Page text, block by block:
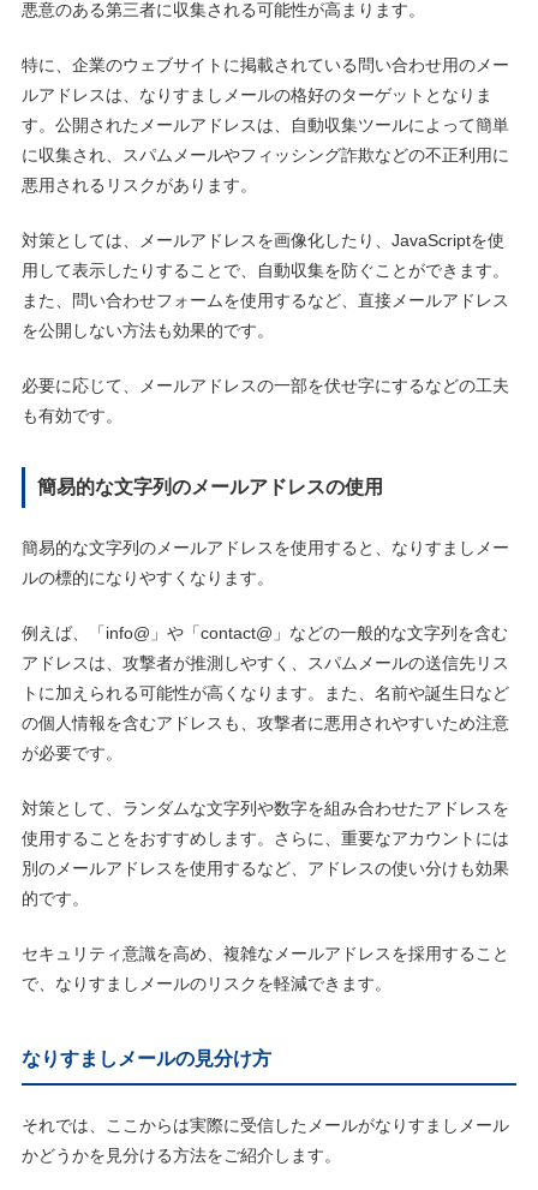
悪意のある第三者に収集される可能性が高まります。
特に、企業のウェブサイトに掲載されている問い合わせ用のメー
ルアドレスは、なりすましメールの格好のターゲットとなりま
す。公開されたメールアドレスは、自動収集ツールによって簡単
に収集され、スパムメールやフィッシング詐欺などの不正利用に
悪用されるリスクがあります。
対策としては、メールアドレスを画像化したり、JavaScriptを使
用して表示したりすることで、自動収集を防ぐことができます。
また、問い合わせフォームを使用するなど、直接メールアドレス
を公開しない方法も効果的です。
必要に応じて、メールアドレスの一部を伏せ字にするなどの工夫
も有効です。
簡易的な文字列のメールアドレスの使用
簡易的な文字列のメールアドレスを使用すると、なりすましメー
ルの標的になりやすくなります。
例えば、「info@」や「contact@」などの一般的な文字列を含む
アドレスは、攻撃者が推測しやすく、スパムメールの送信先リス
トに加えられる可能性が高くなります。また、名前や誕生日など
の個人情報を含むアドレスも、攻撃者に悪用されやすいため注意
が必要です。
対策として、ランダムな文字列や数字を組み合わせたアドレスを
使用することをおすすめします。さらに、重要なアカウントには
別のメールアドレスを使用するなど、アドレスの使い分けも効果
的です。
セキュリティ意識を高め、複雑なメールアドレスを採用すること
で、なりすましメールのリスクを軽減できます。
なりすましメールの見分け方
それでは、ここからは実際に受信したメールがなりすましメール
かどうかを見分ける方法をご紹介します。